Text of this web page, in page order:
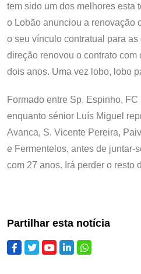
tem sido um dos melhores esta
o Lobão anunciou a renovação
o seu vínculo contratual para as
direção renovou o contrato
dois anos. Uma vez lobo, lobo
Formado entre Sp. Espinho,
enquanto sénior Luís Miguel
Avanca, S. Vicente Pereira,
e Fermentelos, antes de juntar-
com 27 anos. Irá perder o resto
Partilhar esta notícia